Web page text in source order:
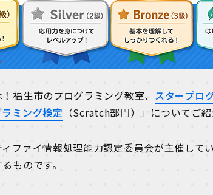
福生市のプログラミング教室、 スタープロ
ミング検定 （Scratch部門）」についてご紹
ファイ情報処理能力認定委員会が主催してい
ものです。